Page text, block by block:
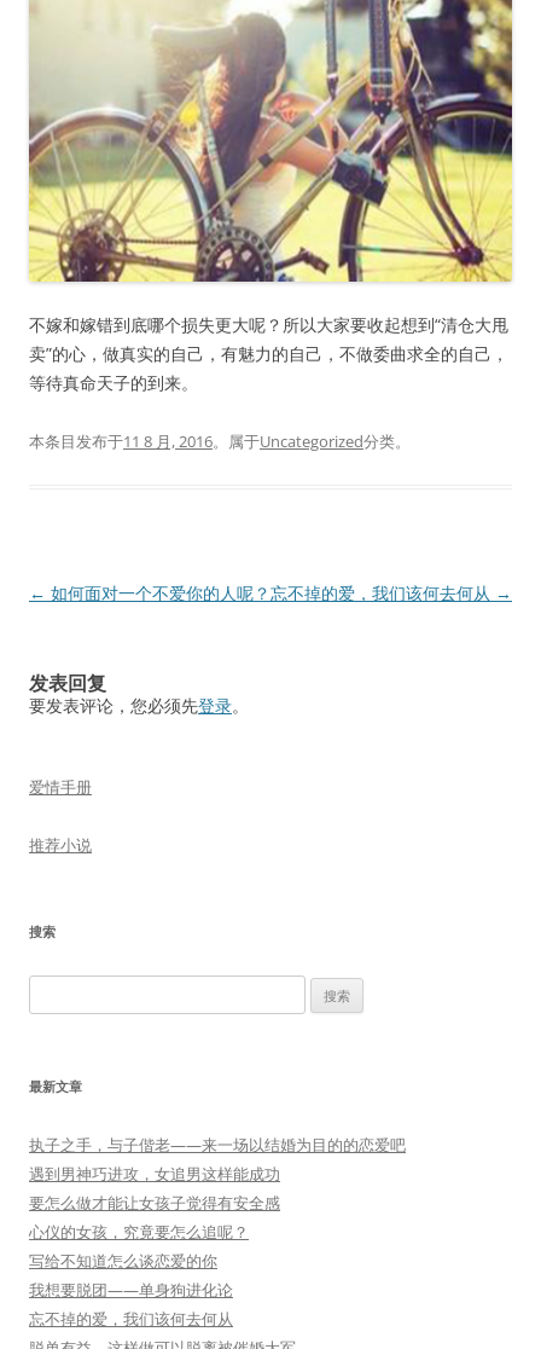
不嫁和嫁错到底哪个损失更大呢？所以大家要收起想到“清仓大甩
卖”的心，做真实的自己，有魅力的自己，不做委曲求全的自己，
等待真命天子的到来。
本条目发布于11 8 月, 2016。属于Uncategorized分类。
文
航
← 如何面对一个不爱你的人呢？忘不掉的爱，我们该何去何从 →
发表回复
要发表评论，您必须先登录。
爱情手册
推荐小说
搜索
索：
最新文章
执子之手，与子偕老——来一场以结婚为目的的恋爱吧
遇到男神巧进攻，女追男这样能成功
要怎么做才能让女孩子觉得有安全感
心仪的女孩，究竟要怎么追呢？
写给不知道怎么谈恋爱的你
我想要脱团——单身狗进化论
忘不掉的爱，我们该何去何从